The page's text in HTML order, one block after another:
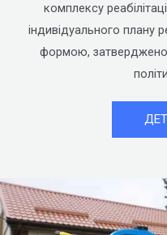
комплексу
індивідуального плану
формою,